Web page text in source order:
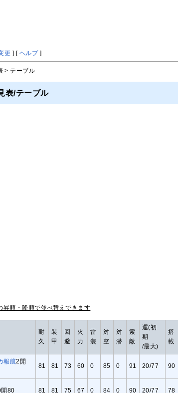
更 ] [ ヘルプ]
> テーブル
表/テーブル
昇順・降順で並べ替えできます
耐
久
装
甲
回
避
火
力
雷
装
対
空
対
潜
索
敵
運(初
期
/最大)
搭
載
報航2開
81 81 73 60 0 85 0 91 20/77 90
80 81 81 75 67 0 84 0 90 20/77 78